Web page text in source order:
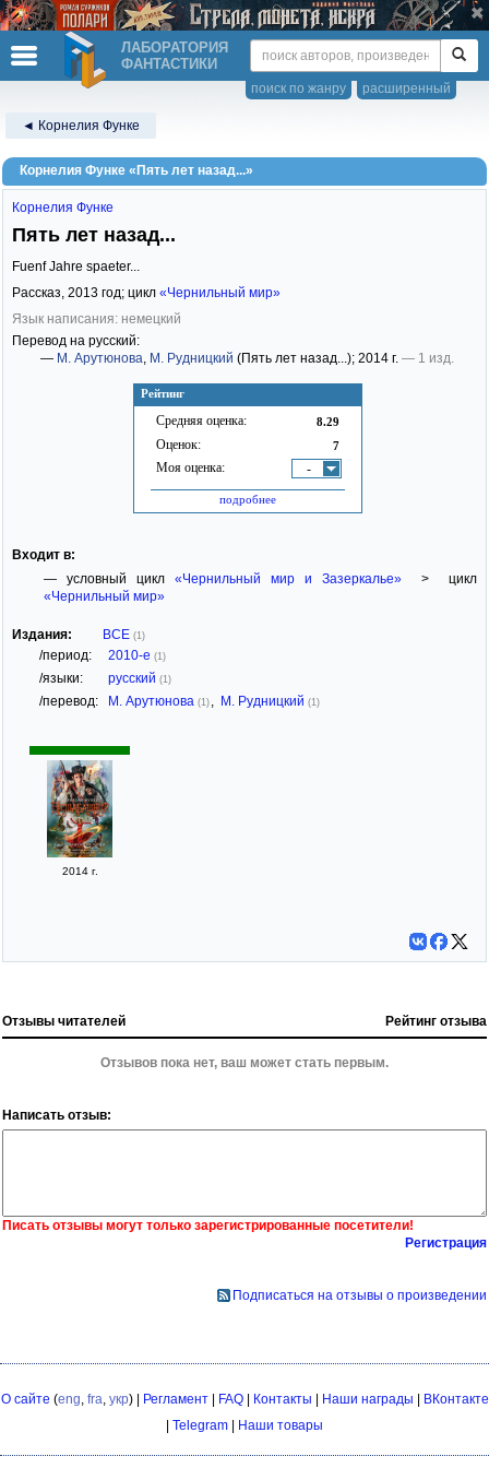
ЛАБОРАТОРИЯ
ФАНТАСТИКИ
расширенный
поиск по жанру
◄ Корнелия Функе
Корнелия Функе «Пять лет назад...»
Рейтинг
Средняя оценка: 8.29
Оценок: 7
Моя оценка: -
подробнее
Корнелия Функе
Пять лет назад...
Fuenf Jahre spaeter...
Рассказ, 2013 год; цикл «Чернильный мир»
Язык написания: немецкий
Перевод на русский:
— М. Арутюнова, М. Рудницкий (Пять лет назад...); 2014 г. — 1 изд.
Входит в:
— условный цикл «Чернильный мир и Зазеркалье»> цикл
«Чернильный мир»
Издания: ВСЕ (1)
/период: 2010-е (1)
/языки: русский (1)
/перевод: М. Арутюнова (1) М. Рудницкий (1)
2014 г.
Отзывы читателей Рейтинг отзыва
Отзывов пока нет, ваш может стать первым.
Написать отзыв:
Писать отзывы могут только зарегистрированные посетители!
Регистрация
Подписаться на отзывы о произведении
О сайте (eng fra укр) | Регламент| FAQ| Контакты | Наши награды | ВКонтакте
| Telegram | Наши товары